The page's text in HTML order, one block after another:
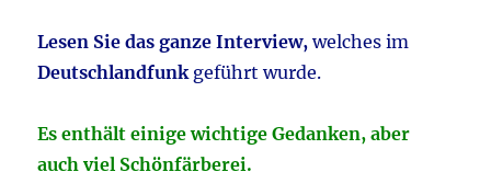
Lesen Sie das ganze Interview,welches im
Deutschlandfunkgeführt wurde.
Es enthält einige wichtige Gedanken, aber
auch viel Schönfärberei.